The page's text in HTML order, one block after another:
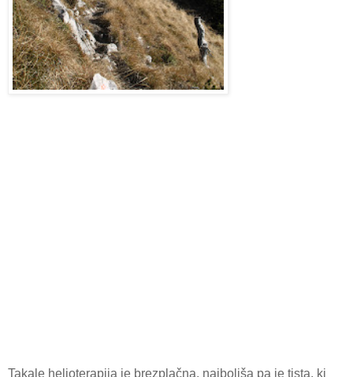
Takale helioterapija je brezplačna, najboljša pa je tista, ki